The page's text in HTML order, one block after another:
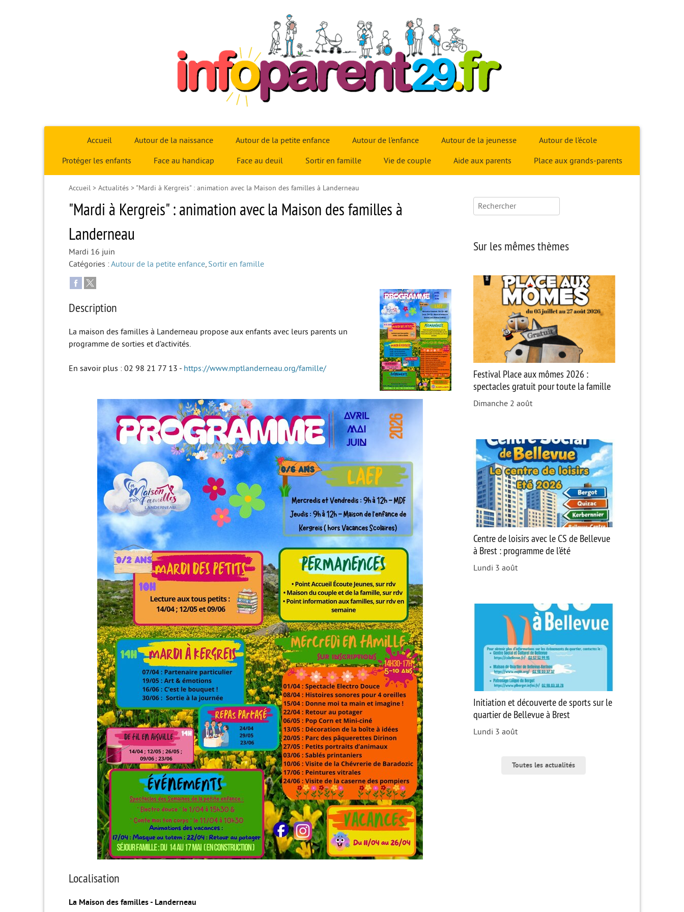
Infoparent29
Accueil Autour de la naissance Autour de la petite enfance Autour de l’enfance Autour de la jeunesse Autour de l’école
Protéger les enfants Face au handicap Face au deuil Sortir en famille Vie de couple Aide aux parents Place aux grands-parents
Accueil > Actualités > "Mardi à Kergreis" : animation avec la Maison des familles à Landerneau
"Mardi à Kergreis" : animation avec la Maison des familles à
Landerneau
Mardi 16 juin
Catégories :Autour de la petite enfance, Sortir en famille
Description
La maison des familles à Landerneau propose aux enfants avec leurs parents un
programme de sorties et d’activités.
En savoir plus : 02 98 21 77 13 - https://www.mptlanderneau.org/famille/
Localisation
La Maison des familles - Landerneau
Rechercher :
Sur les mêmes thèmes
Festival Place aux mômes 2026 :
spectacles gratuit pour toute la famille
Dimanche 2 août
Centre de loisirs avec le CS de Bellevue
à Brest : programme de l’été
Lundi 3 août
Initiation et découverte de sports sur le
quartier de Bellevue à Brest
Lundi 3 août
Toutes les actualités